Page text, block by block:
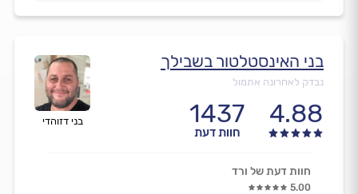
בני דזוהדי
בני האינסטלטור בשבילך
נבדק לאחרונה אתמול
4.88
1437
חוות דעת
חוות דעת של ורד
5.00